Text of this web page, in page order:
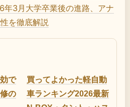
3月大学卒業後の進路、アナ
を徹底解説
で
の
買ってよかった軽自動
車ランキング2026最新